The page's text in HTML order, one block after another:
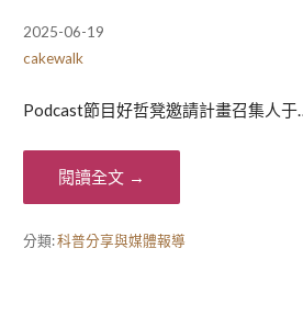
2025-06-19
cakewalk
Podcast節目好哲凳邀請計畫召集人于
閱讀全文 →
分類:科普分享與媒體報導